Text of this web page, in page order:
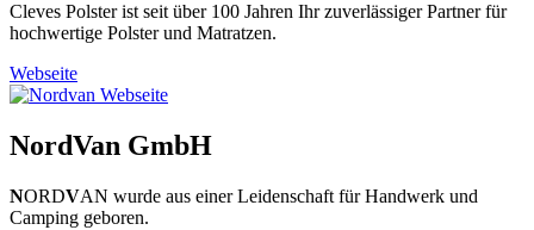
Cleves Polster ist seit über 100 Jahren Ihr zuverlässiger Partner für
hochwertige Polster und Matratzen.
Webseite
NordVan GmbH
NORDVAN wurde aus einer Leidenschaft für Handwerk und
Camping geboren.